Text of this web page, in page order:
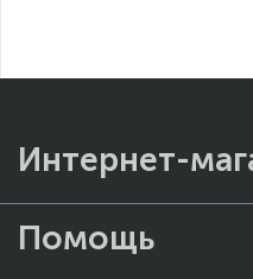
Интернет-
Помощь